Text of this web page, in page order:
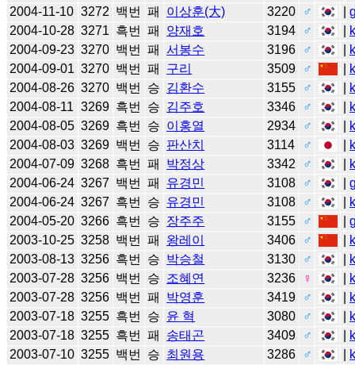
2004-11-10 3272 백번 패 이상훈(大) 3220 ♂ |
2004-10-28 3271 흑번 패 양재호 3194 ♂
2004-09-23 3270 백번 패 서봉수 3196 ♂
2004-09-01 3270 백번 패 구리 3509 ♂
2004-08-26 3270 백번 승 김환수 3155 ♂
2004-08-11 3269 흑번 승 김주호 3346 ♂
2004-08-05 3269 흑번 승 이홍열 2934 ♂
2004-08-03 3269 백번 승 판산치 3114 ♂
2004-07-09 3268 흑번 패 박정상 3342 ♂
2004-06-24 3267 백번 패 유경민 3108 ♂ |
2004-06-24 3267 흑번 승 유경민 3108 ♂
2004-05-20 3266 흑번 승 장주주 3155 ♂ |
2003-10-25 3258 백번 패 왕레이 3406 ♂
2003-08-13 3256 흑번 승 박승철 3130 ♂
2003-07-28 3256 백번 승 조혜연 3236 ♀
2003-07-28 3256 백번 패 박영훈 3419 ♂
2003-07-18 3255 흑번 승 윤 혁 3080 ♂
2003-07-18 3255 흑번 패 송태곤 3409 ♂
2003-07-10 3255 백번 승 최원용 3286 ♂